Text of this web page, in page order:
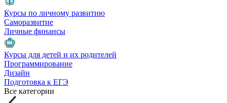
Курсы по личному развитию
Саморазвитие
Личные финансы
Курсы для детей и их родителей
Программирование
Дизайн
Подготовка к ЕГЭ
Все категории